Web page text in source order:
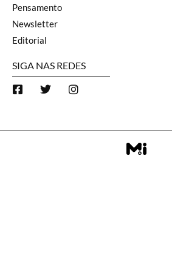
Pensamento
Newsletter
Editorial
SIGA NAS REDES